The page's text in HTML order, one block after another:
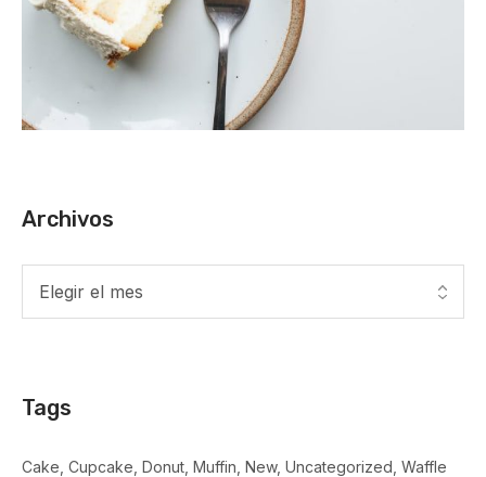
Archivos
Tags
Cake Cupcake Donut Muffin New Uncategorized Waffle